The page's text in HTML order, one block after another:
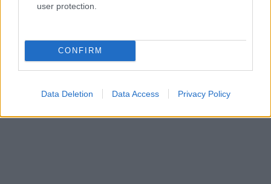
user protection.
CONFIRM
Data Deletion Data Access Privacy Policy
αγάλματα και πλουμιστά ψηφιδωτά κοσμούσαν τα
παλιές δόξες που γνώρισε η περιοχή.